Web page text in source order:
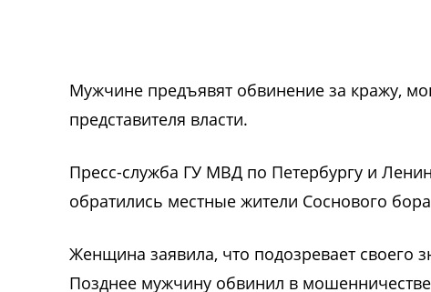
Мужчине предъявят обвинение за кражу,
представителя власти.
Пресс-служба ГУ МВД по Петербургу и
обратились местные жители Соснового
Женщина заявила, что подозревает своего
Позднее мужчину обвинил в